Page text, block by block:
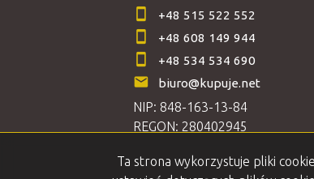
+48 515 522 552
+48 608 149 944
+48 534 534 690
biuro@kupuje.net
NIP: 848-163-13-84
REGON: 280402945
Ta strona wykorzystuje pliki